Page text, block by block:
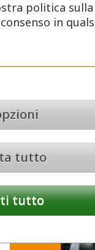
politica sulla
in
tutto
tutto